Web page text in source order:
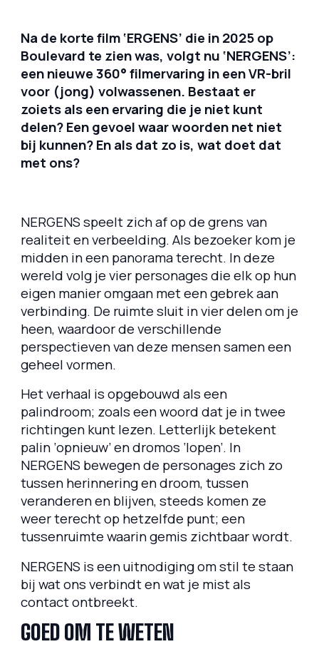
Na de korte film ‘ERGENS’ die in 2025 op
Boulevard te zien was, volgt nu ‘NERGENS’:
een nieuwe 360° filmervaring in een VR-bril
voor (jong) volwassenen. Bestaat er
zoiets als een ervaring die je niet kunt
delen? Een gevoel waar woorden net niet
bij kunnen? En als dat zo is, wat doet dat
met ons?
NERGENS speelt zich af op de grens van
realiteit en verbeelding. Als bezoeker kom je
midden in een panorama terecht. In deze
wereld volg je vier personages die elk op hun
eigen manier omgaan met een gebrek aan
verbinding. De ruimte sluit in vier delen om je
heen, waardoor de verschillende
perspectieven van deze mensen samen een
geheel vormen.
Het verhaal is opgebouwd als een
palindroom; zoals een woord dat je in twee
richtingen kunt lezen. Letterlijk betekent
palin ‘opnieuw’ en dromos ‘lopen’. In
NERGENS bewegen de personages zich zo
tussen herinnering en droom, tussen
veranderen en blijven, steeds komen ze
weer terecht op hetzelfde punt; een
tussenruimte waarin gemis zichtbaar wordt.
NERGENS is een uitnodiging om stil te staan
bij wat ons verbindt en wat je mist als
contact ontbreekt.
GOED OM TE WETEN